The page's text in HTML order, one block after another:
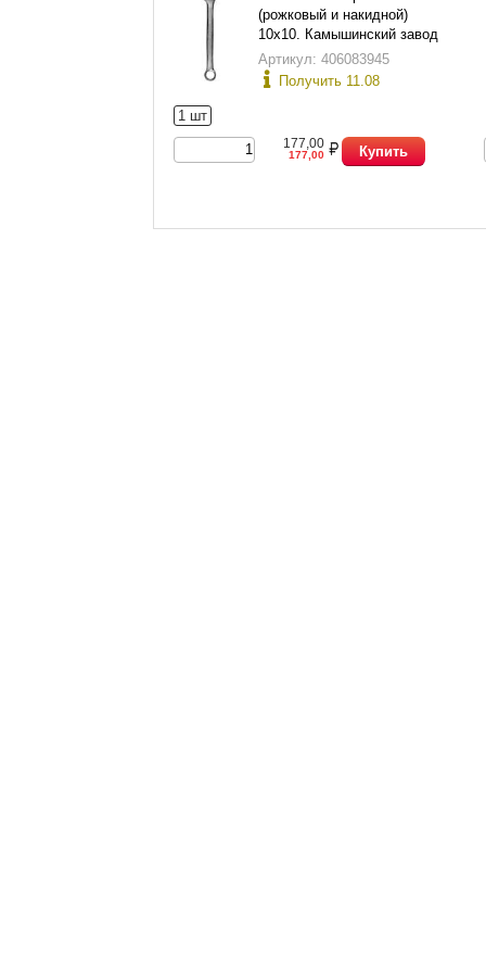
(рожковый и накидной)
10х10. Камышинский завод
слесарно-монтажного
инструмента.
Артикул: 406083945
Получить 11.08
1 шт
177,00
177,00 Купить